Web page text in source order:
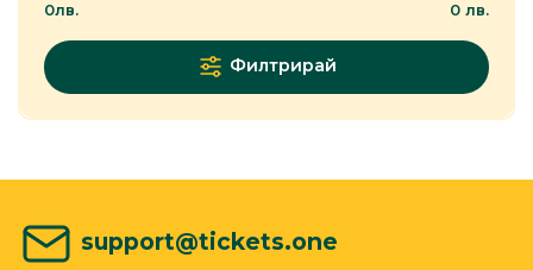
0лв. 0 лв.
Филтрирай
support@tickets.one